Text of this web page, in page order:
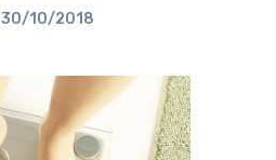
30/10/2018